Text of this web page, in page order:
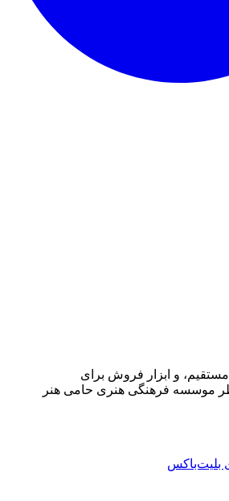
و ابزار فروش برای
موسسه فرهنگی هنری حامی هنر
بلیت‌باکس